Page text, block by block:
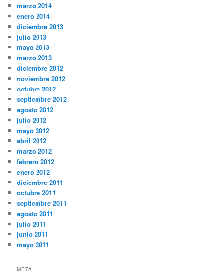
marzo 2014
enero 2014
diciembre 2013
julio 2013
mayo 2013
marzo 2013
diciembre 2012
noviembre 2012
octubre 2012
septiembre 2012
agosto 2012
julio 2012
mayo 2012
abril 2012
marzo 2012
febrero 2012
enero 2012
diciembre 2011
octubre 2011
septiembre 2011
agosto 2011
julio 2011
junio 2011
mayo 2011
META